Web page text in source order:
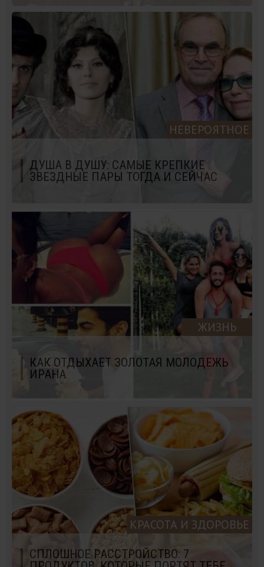
НЕВЕРОЯТНОЕ
ДУША В ДУШУ: САМЫЕ КРЕПКИЕ
ЗВЕЗДНЫЕ ПАРЫ ТОГДА И СЕЙЧАС
ЖИЗНЬ
КАК ОТДЫХАЕТ ЗОЛОТАЯ МОЛОДЕЖЬ
ИРАНА
КРАСОТА И ЗДОРОВЬЕ
СПЛОШНОЕ РАССТРОЙСТВО: 7